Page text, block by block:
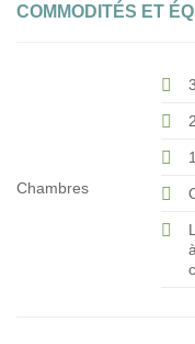
COMMODITÉS ET
Chambres